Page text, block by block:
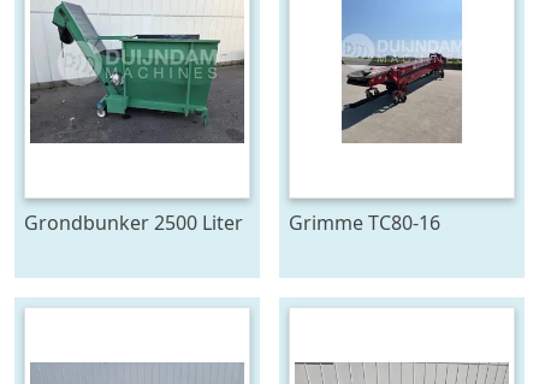
Grondbunker 2500 Liter
Grimme TC80-16